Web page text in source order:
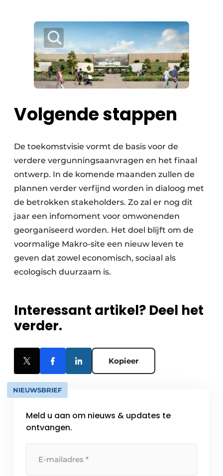
Volgende stappen
De toekomstvisie vormt de basis voor de
verdere vergunningsaanvragen en het finaal
ontwerp. In de komende maanden zullen de
plannen verder verfijnd worden in dialoog met
de betrokken stakeholders. Zo zal er nog dit
jaar een infomoment voor omwonenden
georganiseerd worden. Het doel blijft om de
voormalige Makro-site een nieuw leven te
geven dat zowel economisch, sociaal als
ecologisch duurzaam is.
Interessant artikel? Deel het
verder.
Kopieer
NIEUWSBRIEF
Meld u aan om nieuws & updates te
ontvangen.